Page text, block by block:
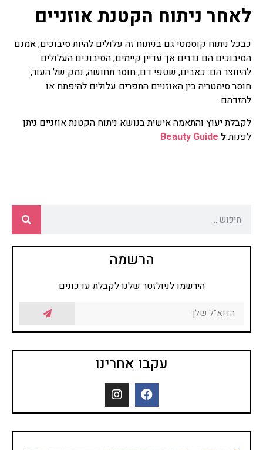
לאחר ניתוח הקטנת אוזניים
כבכל ניתוח קוסמטי גם בניתוח זה עלולים להיות סיבוכים, אמנם
הסיבוכים הם נדרים אך עדיין קיימים, הסיבוכים העלולים
להיווצר הם: כאבים, שטפי דם, חוסר תחושה, נמק של העור,
חוסר סימטריה בין האוזניים התפרים עלולים להיפתח או
להזדהם.
לקבלת יעוץ והתאמה אישית בנושא ניתוח הקטנת אוזניים ניתן
לפנותל Beauty Guide
הרשמה
הירשמו לניולזטר שלנו לקבלת עדכונים
עקבו אחרינו